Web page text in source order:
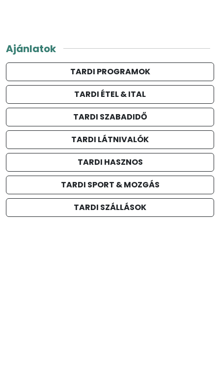
Ajánlatok
TARDI PROGRAMOK
TARDI ÉTEL & ITAL
TARDI SZABADIDŐ
TARDI LÁTNIVALÓK
TARDI HASZNOS
TARDI SPORT & MOZGÁS
TARDI SZÁLLÁSOK